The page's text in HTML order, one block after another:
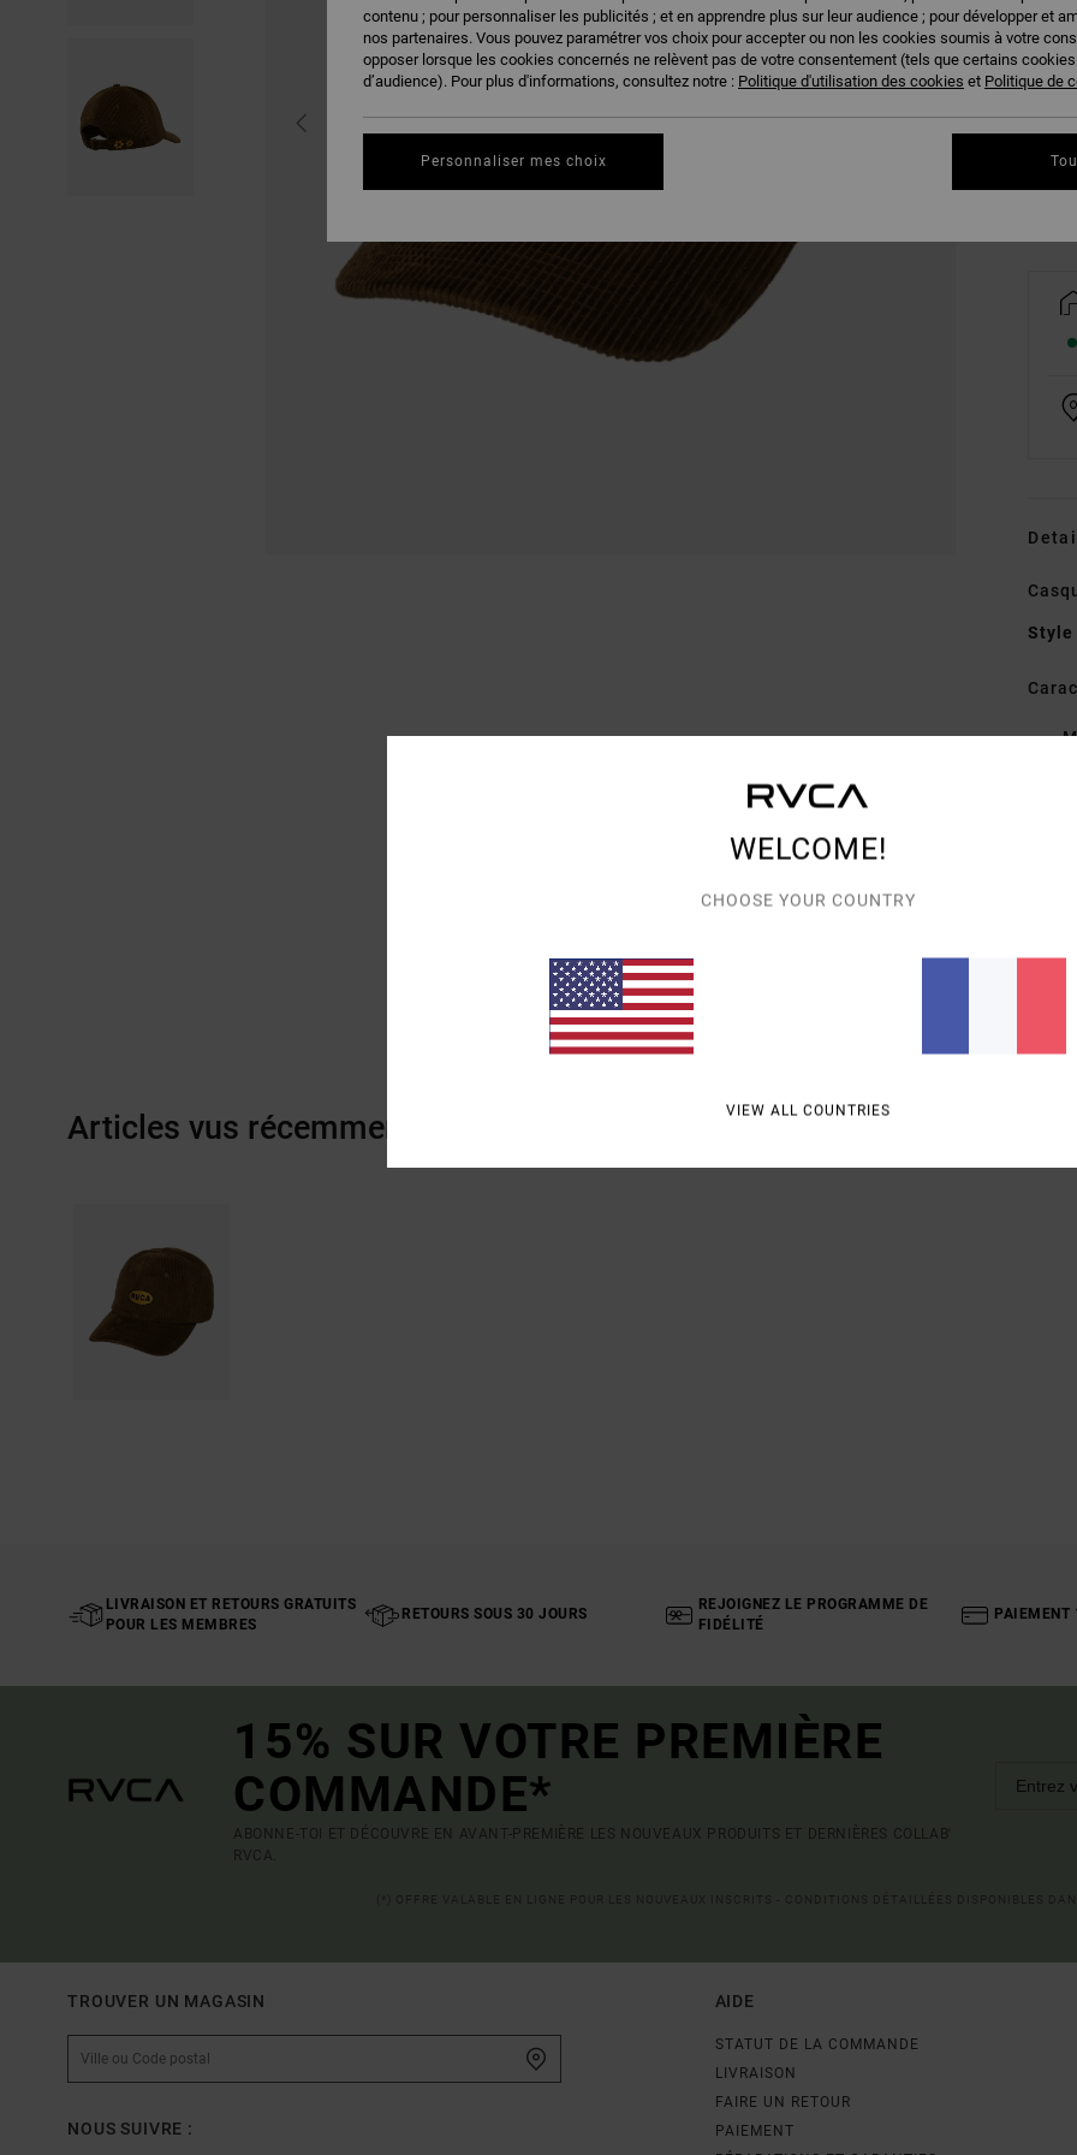
Style
Articles vus récemment
LIVRAISON ET RETOURS GRATUITS
POUR LES MEMBRES
RETOURS SOUS 30 JOURS
REJOIGNEZ LE PROGRAMME DE
FIDÉLITÉ
PAIEMENT
15% SUR VOTRE PREMIÈRE
COMMANDE*
ABONNE-TOI ET DÉCOUVRE EN AVANT-PREMIÈRE LES NOUVEAUX PRODUITS ET DERNIÈRES COLLAB'
RVCA.
TROUVER UN MAGASIN
NOUS SUIVRE :
AIDE
STATUT DE LA COMMANDE
LIVRAISON
FAIRE UN RETOUR
PAIEMENT
WELCOME!
CHOOSE YOUR COUNTRY
VIEW ALL COUNTRIES
contenu ; pour personnaliser les publicités ; et en apprendre plus sur leur audience ; pour développer et
nos partenaires. Vous pouvez paramétrer vos choix pour accepter ou non les cookies soumis à votre
opposer lorsque les cookies concernés ne relèvent pas de votre consentement (tels que certains
d’audience). Pour plus d'informations, consultez notre : Politique d'utilisation des cookies et Politique de
Personnaliser mes choix